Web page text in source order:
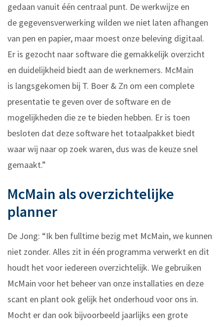
gedaan vanuit één centraal punt. De werkwijze en
de gegevensverwerking wilden we niet laten afhangen
van pen en papier, maar moest onze beleving digitaal.
Er is gezocht naar software die gemakkelijk overzicht
en duidelijkheid biedt aan de werknemers. McMain
is langsgekomen bij T. Boer & Zn om een complete
presentatie te geven over de software en de
mogelijkheden die ze te bieden hebben. Er is toen
besloten dat deze software het totaalpakket biedt
waar wij naar op zoek waren, dus was de keuze snel
gemaakt.”
McMain als overzichtelijke
planner
De Jong: “Ik ben fulltime bezig met McMain, we kunnen
niet zonder. Alles zit in één programma verwerkt en dit
houdt het voor iedereen overzichtelijk. We gebruiken
McMain voor het beheer van onze installaties en deze
scant en plant ook gelijk het onderhoud voor ons in.
Mocht er dan ook bijvoorbeeld jaarlijks een grote